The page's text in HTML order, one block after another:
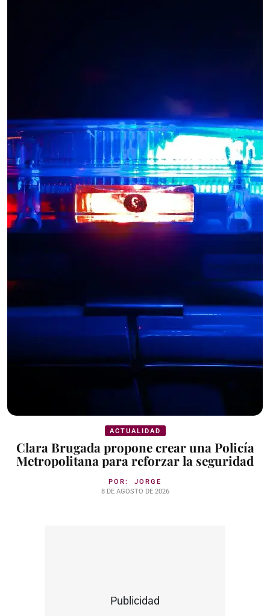
ACTUALIDAD
Clara Brugada propone crear una Policía
Metropolitana para reforzar la seguridad
POR: JORGE
8 DE AGOSTO DE 2026
Publicidad